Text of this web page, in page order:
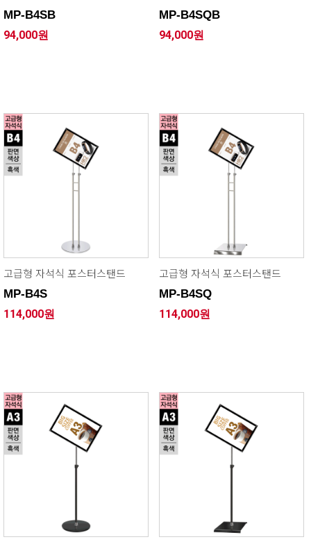
MP-B4SB
94,000원
MP-B4SQB
94,000원
고급형 자석식 포스터스탠드
MP-B4S
114,000원
고급형 자석식 포스터스탠드
MP-B4SQ
114,000원